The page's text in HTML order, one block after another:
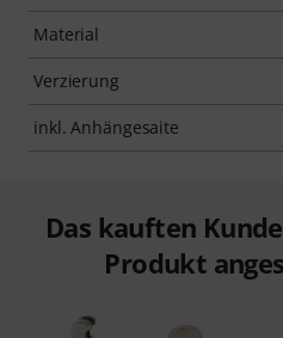
Material
Verzierung
inkl. Anhängesaite
Das kauften
Produkt